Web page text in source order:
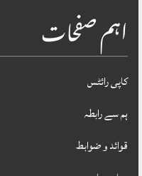
اہم صفحات
کاپی رائٹس
ہم سے رابطہ
قوائد و ضوابط